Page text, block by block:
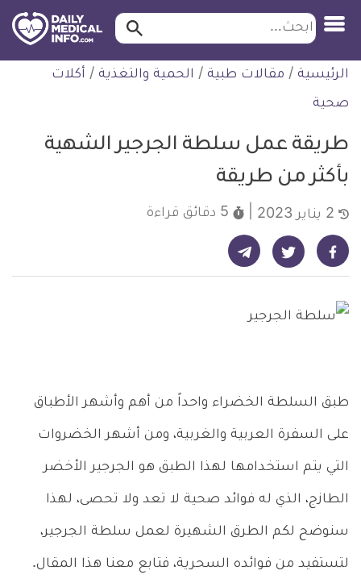
التخطي
للمحتوى
طبية
ابحث ابحث…
الرئيسية / مقالات طبية / الحمية والتغذية / أكلات
صحية
طريقة عمل سلطة الجرجير الشهية
بأكثر من طريقة
5 دقائق قراءة
شارك على فيسبوك - ديلي ميديكال انفو شارك على تويتر - ديلي ميديكال انفو شارك على تيليجرام - ديلي ميديكال انفو
طبق السلطة الخضراء واحداً من أهم وأشهر الأطباق
على السفرة العربية والغربية، ومن أشهر الخضروات
التي يتم استخدامها لهذا الطبق هو الجرجير الأخضر
الطازج، الذي له فوائد صحية لا تعد ولا تحصى، لهذا
سنوضح لكم الطرق الشهيرة لعمل سلطة الجرجير،
لتستفيد من فوائده السحرية، فتابع معنا هذا المقال.